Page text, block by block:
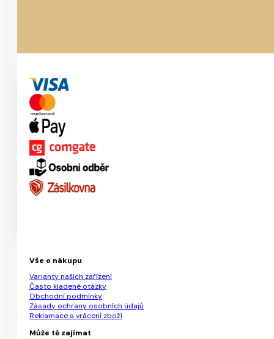
Vše o nákupu
Varianty našich zařízení
Často kladené otázky
Obchodní podmínky
Zásady ochrany osobních údajů
Reklamace a vrácení zboží
Může tě zajímat